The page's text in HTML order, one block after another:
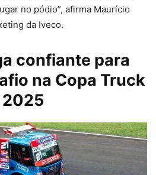
no pódio”, afirma Maurício
da Iveco.
confiante para
na Copa Truck
2025